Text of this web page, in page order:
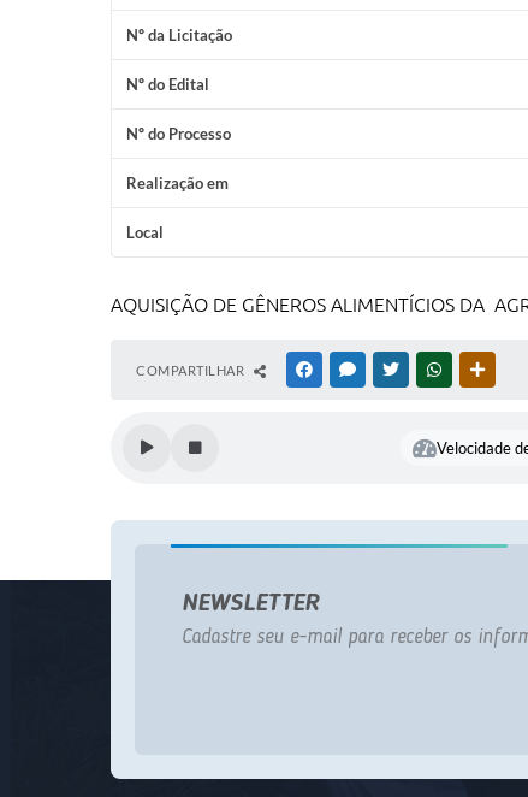
Nº da Licitação
Nº do Edital
Nº do Processo
Realização em
Local
AQUISIÇÃO DE GÊNEROS ALIMENTÍCIOS DA
COMPARTILHAR FACEBOOKMESSENGER
TWITTERWHATSAPP
Velocidade
NEWSLETTER
Cadastre seu e-mail para receber os